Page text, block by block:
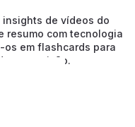
de vídeos do
resumo com tecnologia
os em flashcards para
e a revisão.